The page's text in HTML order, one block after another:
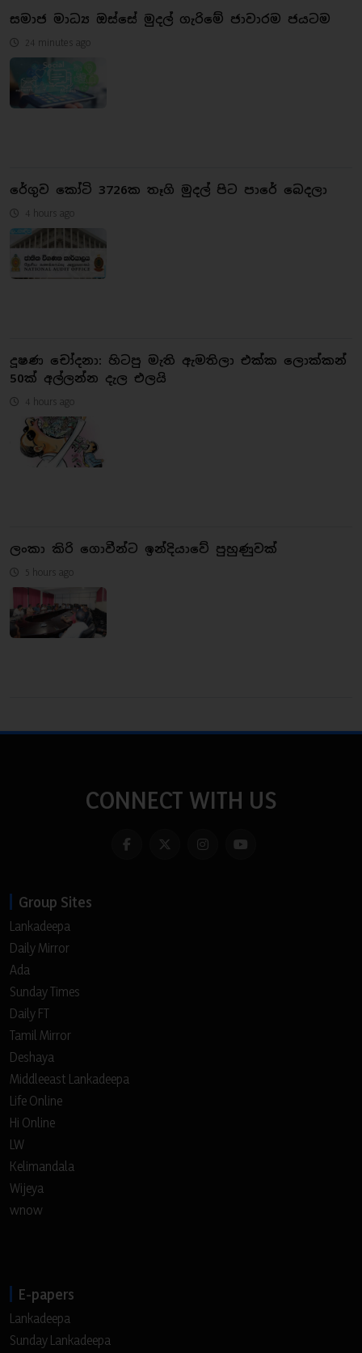
සමාජ මාධ්‍ය ඔස්සේ මුදල් ගැරිමේ ජාවාරම ජයටම
24 minutes ago
රේගුව කෝටි 3726ක තෑගි මුදල් පිට පාරේ බෙදලා
4 hours ago
දූෂණ චෝදනා: හිටපු මැති ඇමතිලා එක්ක ලොක්කන්
50ක් අල්ලන්න දැල එලයි
4 hours ago
ලංකා කිරි ගොවීන්ට ඉන්දියාවේ පුහුණුවක්
5 hours ago
CONNECT WITH US
Group Sites
Lankadeepa
Daily Mirror
Ada
Sunday Times
Daily FT
Tamil Mirror
Deshaya
Middleeast Lankadeepa
Life Online
Hi Online
LW
Kelimandala
Wijeya
wnow
E-papers
Lankadeepa
Sunday Lankadeepa